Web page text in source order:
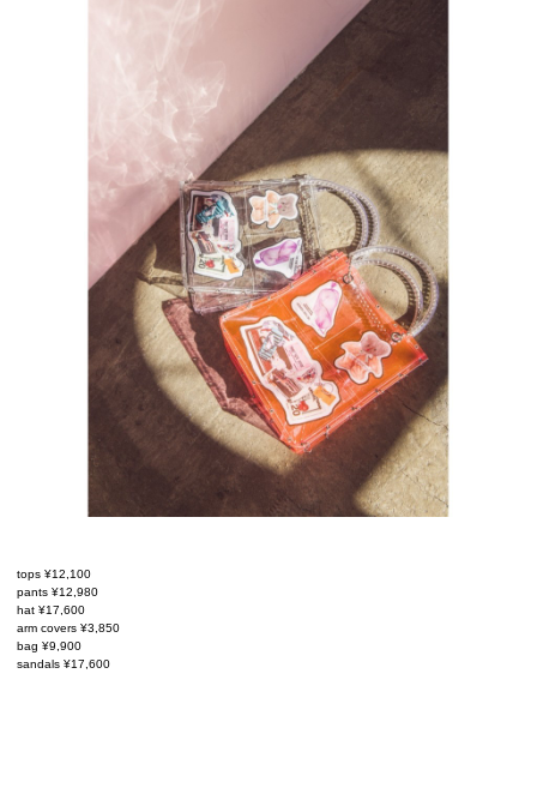
tops ¥12,100
pants ¥12,980
hat ¥17,600
arm covers ¥3,850
bag ¥9,900
sandals ¥17,600